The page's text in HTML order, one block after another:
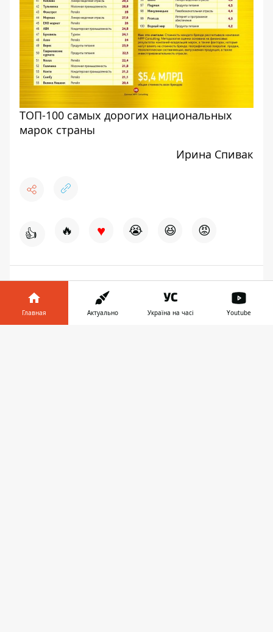
ТОП-100 самых дорогих национальных
марок страны
Ирина Спивак
👍 🔥 ♥ 😭 😆 😡
Главная Актуально Україна на часі Youtube